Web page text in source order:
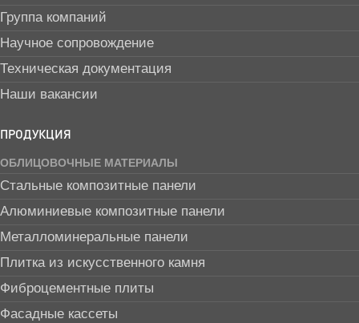
Группа компаний
Научное сопровождение
Техническая документация
Наши вакансии
ПРОДУКЦИЯ
ОБЛИЦОВОЧНЫЕ МАТЕРИАЛЫ
Стальные композитные панели
Алюминиевые композитные панели
Металломинеральные панели
Плитка из искусственного камня
Фиброцементные плиты
Фасадные кассеты